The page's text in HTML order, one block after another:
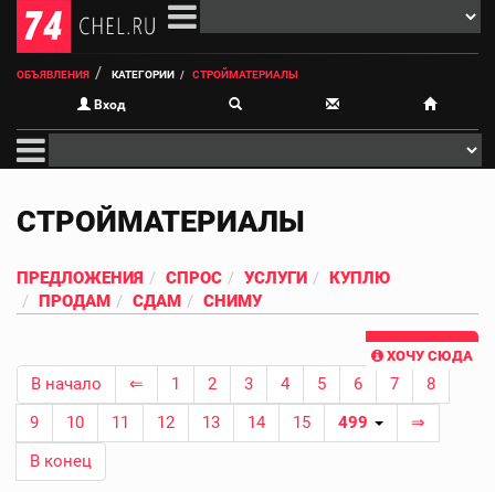
ОБЪЯВЛЕНИЯ КАТЕГОРИИ СТРОЙМАТЕРИАЛЫ
Вход
СТРОЙМАТЕРИАЛЫ
ПРЕДЛОЖЕНИЯ СПРОС УСЛУГИ
КУПЛЮ
ПРОДАМ
СДАМ СНИМУ
ХОЧУ СЮДА
В начало ⇐ 1 2 3 4 5 6 7
8
9
10 11 12 13 14 15 499
⇒
В конец